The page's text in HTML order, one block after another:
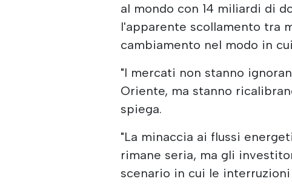
al mondo con 14 miliardi di
l'apparente scollamento tra
cambiamento nel modo in
"I mercati non stanno
Oriente, ma stanno
spiega.
"La minaccia ai flussi
rimane seria, ma gli
scenario in cui le